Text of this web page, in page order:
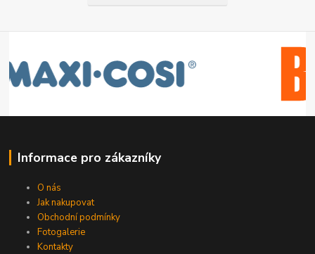
Informace pro zákazníky
O nás
Jak nakupovat
Obchodní podmínky
Fotogalerie
Kontakty